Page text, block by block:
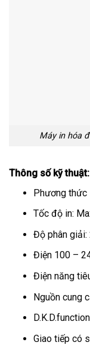
Máy in hóa
Thông số kỹ thuật:
Phương thức
Tốc độ in:
Độ phân
Điện 100 –
Điện năng
Nguồn cung
Giao tiếp có